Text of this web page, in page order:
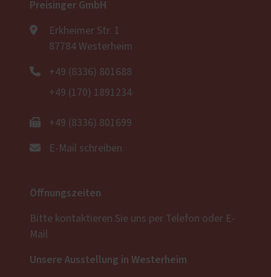
Preisinger GmbH
Erkheimer Str. 1
87784 Westerheim
+49 (8336) 801688
+49 (170) 1891234
+49 (8336) 801699
E-Mail schreiben
Öffnungszeiten
Bitte kontaktieren Sie uns per Telefon oder E-
Mail
Unsere Ausstellung in Westerheim